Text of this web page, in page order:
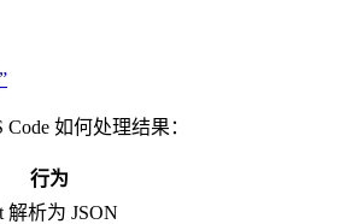
如何处理结果：
行为
解析为 JSON